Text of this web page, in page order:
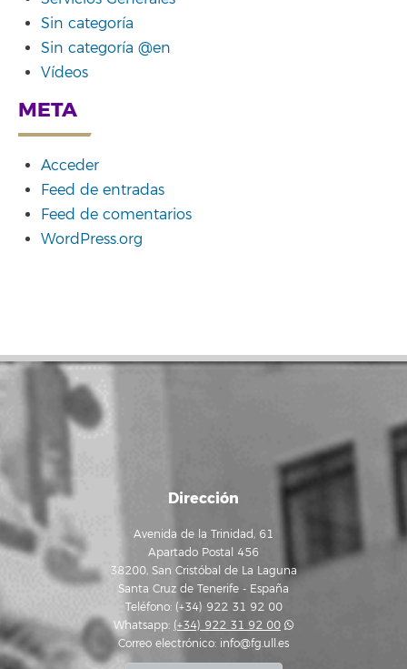
Sin categoría
Sin categoría @en
Vídeos
META
Acceder
Feed de entradas
Feed de comentarios
WordPress.org
Dirección
Avenida de la Trinidad, 61
Apartado Postal 456
38200, San Cristóbal de La Laguna
Santa Cruz de Tenerife - España
Teléfono: (+34) 922 31 92 00
Whatsapp: (+34) 922 31 92 00
Correo electrónico: info@fg.ull.es